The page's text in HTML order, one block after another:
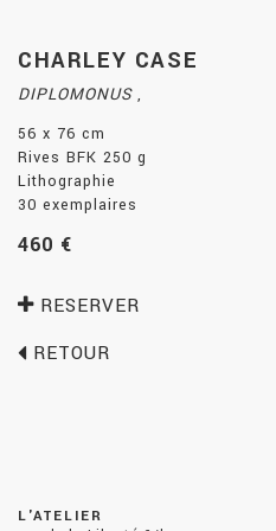
CHARLEY CASE
DIPLOMONUS ,
56 x 76 cm
Rives BFK 250 g
Lithographie
30 exemplaires
460 €
RESERVER
RETOUR
L'ATELIER